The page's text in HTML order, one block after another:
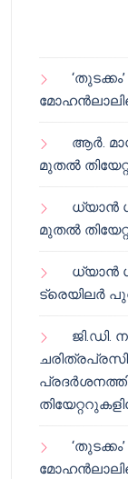
ആർ.
മുതൽ
ധ്യാൻ
മുതൽ
ധ്യാൻ
ട്രെയിലർ
ജി.ഡി.